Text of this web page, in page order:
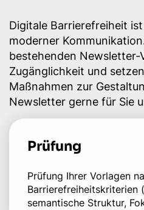
Digitale Barrierefreiheit
moderner
bestehenden Newsletter-
Zugänglichkeit und
Maßnahmen zur
Newsletter gerne für Sie
Prüfung
Prüfung Ihrer Vorlagen
Barrierefreiheitskriterien
semantische Struktur,